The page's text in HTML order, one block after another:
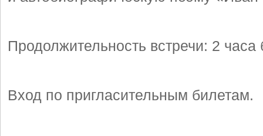
Продолжительность встречи: 2 часа
Вход по пригласительным билетам.